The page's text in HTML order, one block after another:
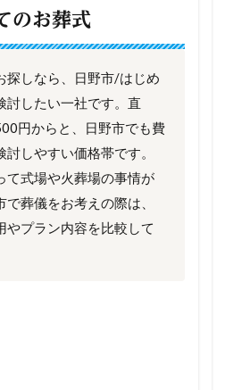
のお葬式
探しなら、日野市/はじめ
討したい一社です。直
円からと、日野市でも費
しやすい価格帯です。
て式場や火葬場の事情が
葬儀をお考えの際は、
やプラン内容を比較して